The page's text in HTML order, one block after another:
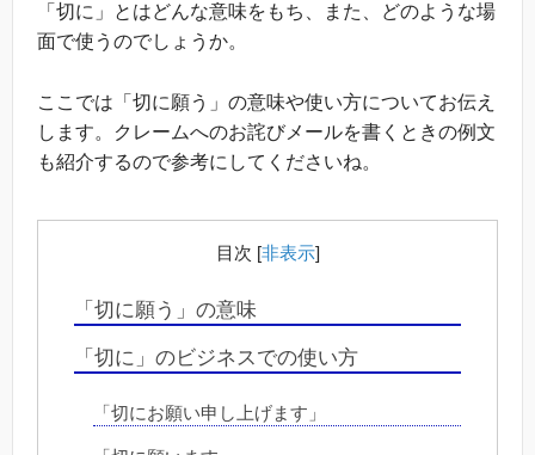
「切に」とはどんな意味をもち、また、どのような場
面で使うのでしょうか。
ここでは「切に願う」の意味や使い方についてお伝え
します。クレームへのお詫びメールを書くときの例文
も紹介するので参考にしてくださいね。
目次 [非表示]
「切に願う」の意味
「切に」のビジネスでの使い方
「切にお願い申し上げます」